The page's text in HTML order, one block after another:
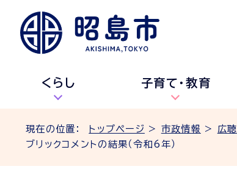
くらし 子育て・教育
現在の位置： トップページ > 市政情報 > 広聴
ブリックコメントの結果（令和6年）